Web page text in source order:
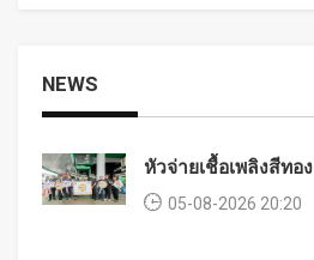
NEWS
หัวจ่ายเชื้อเพลิงสีทอง
05-08-2026 20:20